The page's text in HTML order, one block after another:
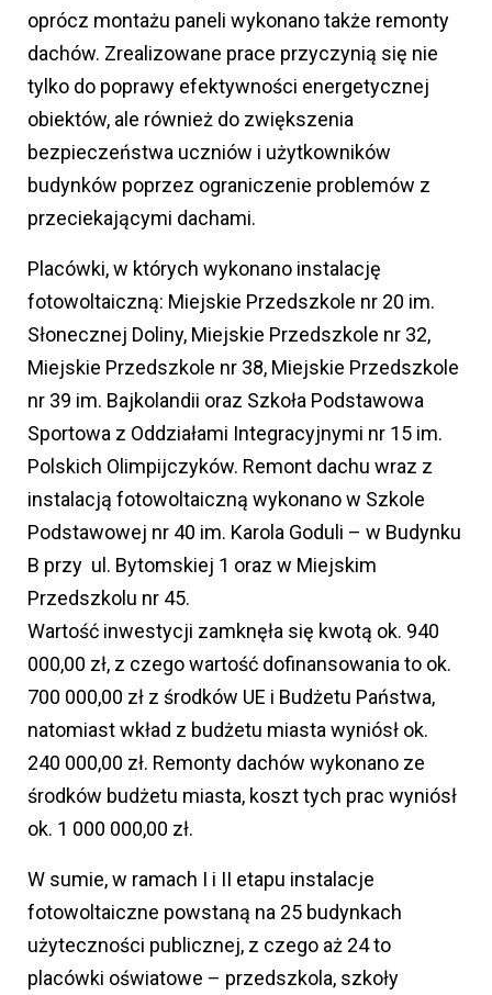
oprócz montażu paneli wykonano także remonty
dachów. Zrealizowane prace przyczynią się nie
tylko do poprawy efektywności energetycznej
obiektów, ale również do zwiększenia
bezpieczeństwa uczniów i użytkowników
budynków poprzez ograniczenie problemów z
przeciekającymi dachami.
Placówki, w których wykonano instalację
fotowoltaiczną: Miejskie Przedszkole nr 20 im.
Słonecznej Doliny, Miejskie Przedszkole nr 32,
Miejskie Przedszkole nr 38, Miejskie Przedszkole
nr 39 im. Bajkolandii oraz Szkoła Podstawowa
Sportowa z Oddziałami Integracyjnymi nr 15 im.
Polskich Olimpijczyków. Remont dachu wraz z
instalacją fotowoltaiczną wykonano w Szkole
Podstawowej nr 40 im. Karola Goduli – w Budynku
B przy ul. Bytomskiej 1 oraz w Miejskim
Przedszkolu nr 45.
Wartość inwestycji zamknęła się kwotą ok. 940
000,00 zł, z czego wartość dofinansowania to ok.
700 000,00 zł z środków UE i Budżetu Państwa,
natomiast wkład z budżetu miasta wyniósł ok.
240 000,00 zł. Remonty dachów wykonano ze
środków budżetu miasta, koszt tych prac wyniósł
ok. 1 000 000,00 zł.
W sumie, w ramach I i II etapu instalacje
fotowoltaiczne powstaną na 25 budynkach
użyteczności publicznej, z czego aż 24 to
placówki oświatowe – przedszkola, szkoły